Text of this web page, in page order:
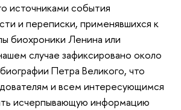
источниками события
и переписки, применявшихся к
биохроники Ленина или
случае зафиксировано около
Петра Великого, что
и всем интересующимся
исчерпывающую информацию